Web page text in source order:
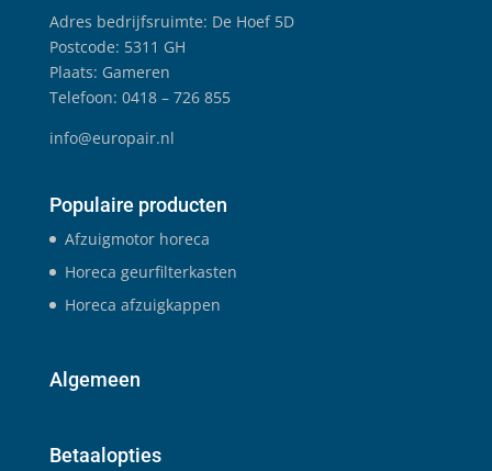
Adres bedrijfsruimte: De Hoef 5D
Postcode: 5311 GH
Plaats: Gameren
Telefoon: 0418 – 726 855
info@europair.nl
Populaire producten
Afzuigmotor horeca
Horeca geurfilterkasten
Horeca afzuigkappen
Algemeen
Betaalopties